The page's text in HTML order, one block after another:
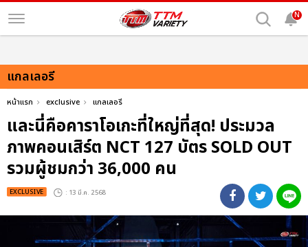
N
แกลเลอรี
หน้าแรก exclusive แกลเลอรี
และนี่คือคาราโอเกะที่ใหญ่ที่สุด! ประมวล
ภาพคอนเสิร์ต NCT 127 บัตร SOLD OUT
รวมผู้ชมกว่า 36,000 คน
EXCLUSIVE : 13 มี.ค. 2568